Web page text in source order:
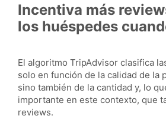
Incentiva más
los huéspedes
El algoritmo TripAdvisor clasifica
solo en función de la calidad de la
sino también de la cantidad y, lo
importante en este contexto, que
reviews.